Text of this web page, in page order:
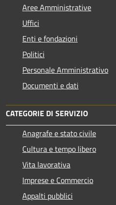
Aree Amministrative
Uffici
Enti e fondazioni
Politici
Personale Amministrativo
Documenti e dati
CATEGORIE DI SERVIZIO
Anagrafe e stato civile
Cultura e tempo libero
Vita lavorativa
Imprese e Commercio
Appalti pubblici